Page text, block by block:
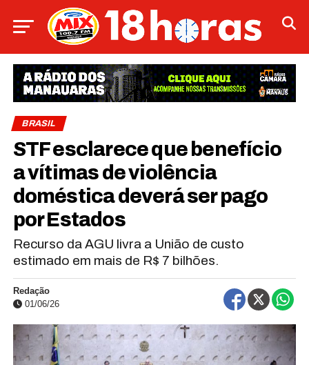
BRASIL
STF esclarece que benefício
a vítimas de violência
doméstica deverá ser pago
por Estados
Recurso da AGU livra a União de custo
estimado em mais de R$ 7 bilhões.
Redação
01/06/26